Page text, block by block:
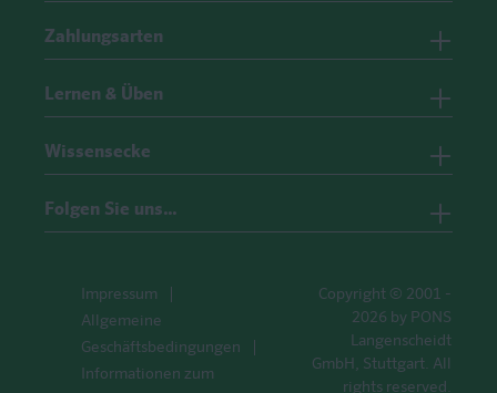
Zahlungsarten
Lernen & Üben
Wissensecke
Folgen Sie uns…
Impressum
Allgemeine
Geschäftsbedingungen
Informationen zum
Copyright © 2001 -
2026 by PONS
Langenscheidt
GmbH, Stuttgart. All
rights reserved.